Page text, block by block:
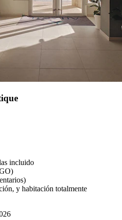
incluido
y habitación totalmente